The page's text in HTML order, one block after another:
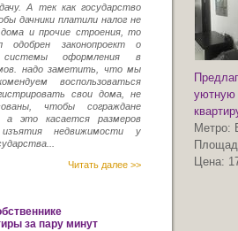
А тек как государство
дачники платили налог не
и прочие строения, то
законопроект о
системы оформления в
надо заметить, что мы
воспользоваться
свои дома, не
чтобы сограждане
а это касается размеров
недвижимости у
Читать далее >>
за пару минут
уютную
Метро:
Цена: